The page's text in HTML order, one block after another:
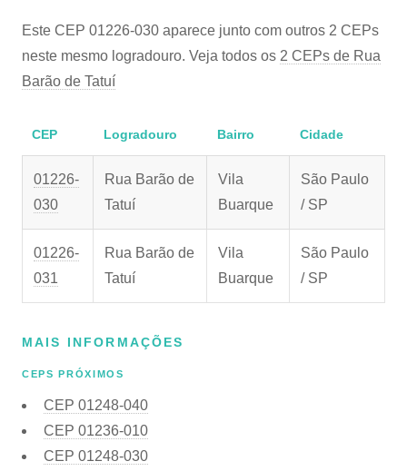
Este CEP 01226-030 aparece junto com outros 2 CEPs
neste mesmo logradouro. Veja todos os 2 CEPs de Rua
Barão de Tatuí
CEP Logradouro Bairro Cidade
01226-
030
Rua Barão de
Tatuí
Vila
Buarque
São Paulo
/ SP
01226-
031
Rua Barão de
Tatuí
Vila
Buarque
São Paulo
/ SP
MAIS INFORMAÇÕES
CEPS PRÓXIMOS
CEP 01248-040
CEP 01236-010
CEP 01248-030